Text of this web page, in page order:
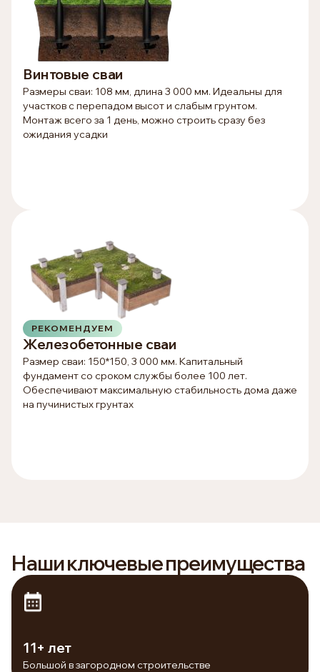
Винтовые сваи
Размеры сваи: 108 мм, длина 3 000 мм. Идеальны для
участков с перепадом высот и слабым грунтом.
Монтаж всего за 1 день, можно строить сразу без
ожидания усадки
РЕКОМЕНДУЕМ
Железобетонные сваи
Размер сваи: 150*150, 3 000 мм. Капитальный
фундамент со сроком службы более 100 лет.
Обеспечивают максимальную стабильность дома даже
на пучинистых грунтах
Наши ключевые преимущества
11+ лет
Большой в загородном строительстве